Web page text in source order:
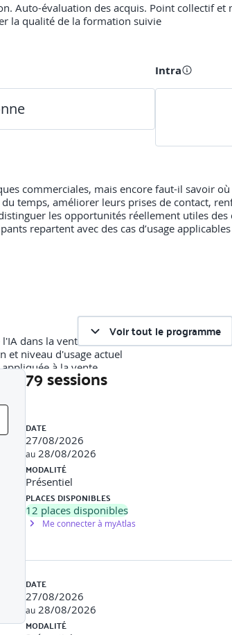
Auto-évaluation des acquis. Point collectif
la qualité de la formation suivie
Intra
commerciales, mais encore faut-il savoir
temps, améliorer leurs prises de contact,
les opportunités réellement utiles
repartent avec des cas d’usage
dans la vente B2B
et niveau d'usage actuel
à la vente.
: scripts d'appels, emails, posts LinkedIn
conditions réelles avec outils IA
pratique (scoring, email, prévision)
Voir tout le programme
79 sessions
DATE
27/08/2026
au 28/08/2026
MODALITÉ
Présentiel
PLACES DISPONIBLES
12 places disponibles
Me connecter à myAtlas
DATE
27/08/2026
au 28/08/2026
MODALITÉ